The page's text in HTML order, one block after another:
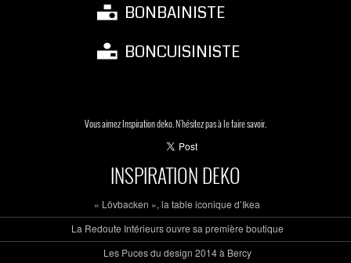
BONBAINISTE
BONCUISINISTE
Vous aimez Inspiration deko. N'hésitez pas à le faire savoir.
INSPIRATION DEKO
« Lövbacken », la table iconique d’Ikea
La Redoute Intérieurs ouvre sa première boutique
Les Puces du design 2014 à Bercy